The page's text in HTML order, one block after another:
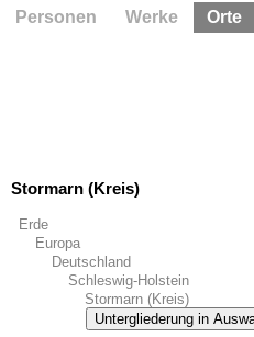
Stormarn (Kreis)
Erde
Europa
Deutschland
Schleswig-Holstein
Stormarn (Kreis)
Untergliederung in
Personen Werke Orte